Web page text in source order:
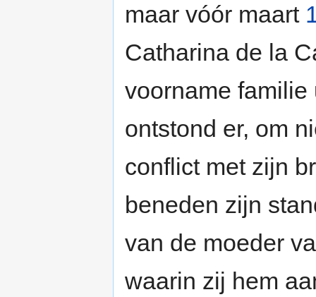
maar vóór maart
Catharina de la
voorname
ontstond er, om
conflict met zijn
beneden zijn
van de moeder
waarin zij hem